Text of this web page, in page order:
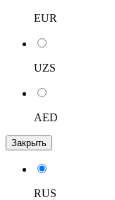
EUR
UZS
AED
Закрыть
RUS